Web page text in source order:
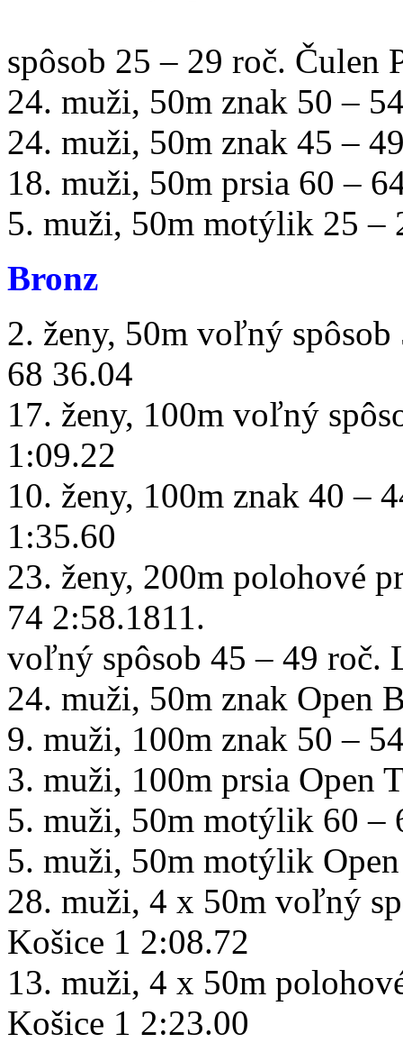
spôsob 25 – 29 roč. Čulen
24. muži, 50m znak 50 –
24. muži, 50m znak 45 –
18. muži, 50m prsia 60 –
5. muži, 50m motýlik 25 –
Bronz
2. ženy, 50m voľný
68 36.04
17. ženy, 100m voľný
1:09.22
10. ženy, 100m znak 40 –
1:35.60
23. ženy, 200m polohové
74
voľný spôsob 45 – 49 roč.
24. muži, 50m znak Open
9. muži, 100m znak 50 –
3. muži, 100m prsia Open
5. muži, 50m motýlik 60 –
5. muži, 50m motýlik
28. muži, 4 x 50m voľný
Košice 1 2:08.72
13. muži, 4 x 50m
Košice 1 2:23.00